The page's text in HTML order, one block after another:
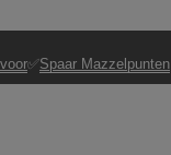
✅Spaar Mazzelpunten